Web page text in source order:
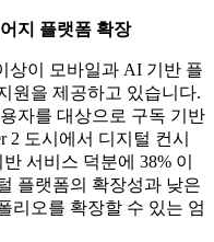
지 플랫폼 확장
상이 모바일과 AI 기반 플
원을 제공하고 있습니다.
자를 대상으로 구독 기반
2 도시에서 디지털 컨시
서비스 덕분에 38% 이
플랫폼의 확장성과 낮은
리오를 확장할 수 있는 엄